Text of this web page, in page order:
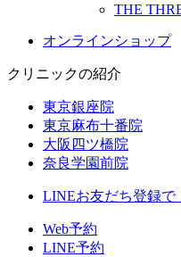
THE
オンラインショップ
クリニックの紹介
東京銀座院
東京麻布十番院
大阪四ツ橋院
奈良学園前院
LINEお友だち登録で
Web予約
LINE予約